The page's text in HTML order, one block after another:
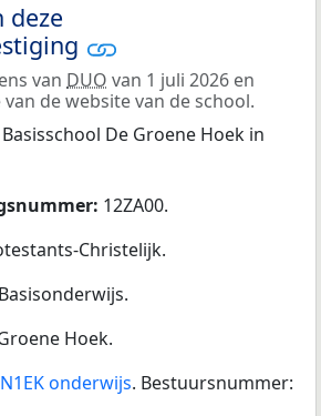
deze
van DUO van 1 juli 2026 en
de website van de school.
Basisschool De Groene Hoek in
12ZA00.
Christelijk.
Basisonderwijs.
Hoek.
onderwijs. Bestuursnummer: